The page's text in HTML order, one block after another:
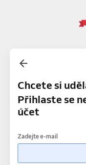
Chcete si
Přihlaste se
účet
Zadejte e-mail